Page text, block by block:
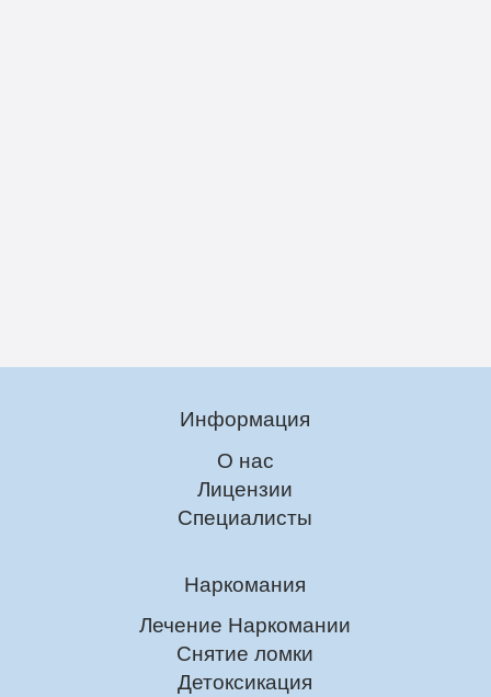
Информация
О нас
Лицензии
Специалисты
Наркомания
Лечение Наркомании
Снятие ломки
Детоксикация